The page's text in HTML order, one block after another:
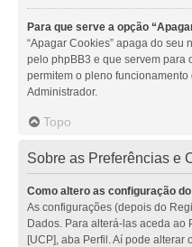
Para que serve a opção
“Apagar Cookies” apaga do seu
pelo phpBB3 e que servem para
permitem o pleno
Administrador.
Topo
Sobre as Preferências e
Como altero as configuração
As configurações (depois do
Dados. Para alterá-las aceda
[UCP], aba Perfil. Aí pode alterar